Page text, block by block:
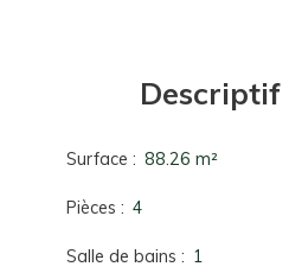
Descriptif
Surface : 88.26 m²
Pièces : 4
Salle de bains : 1